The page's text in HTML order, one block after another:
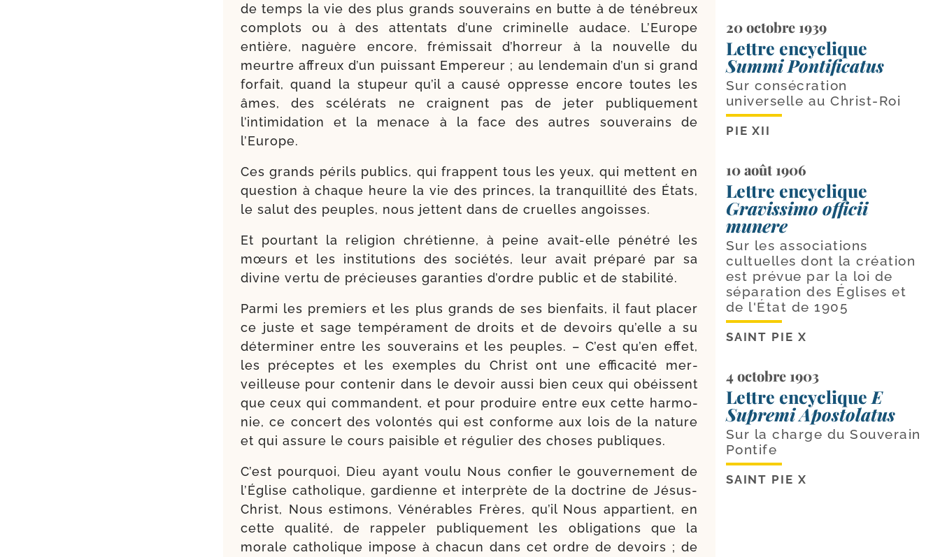
de temps la vie des plus grands sou­ve­rains en butte à de téné­breux
com­plots ou à des atten­tats d’une cri­mi­nelle audace. L’Europe
entière, naguère encore, fré­mis­sait d’horreur à la nou­velle du
meurtre affreux d’un puis­sant Empereur ; au len­de­main d’un si grand
for­fait, quand la stu­peur qu’il a cau­sé oppresse encore toutes les
âmes, des scé­lé­rats ne craignent pas de jeter publi­que­ment
l’intimidation et la menace à la face des autres sou­ve­rains de
l’Europe.
Ces grands périls publics, qui frappent tous les yeux, qui mettent en
ques­tion à chaque heure la vie des princes, la tran­quilli­té des États,
le salut des peuples, nous jettent dans de cruelles angoisses.
Et pour­tant la reli­gion chré­tienne, à peine avait-​elle péné­tré les
mœurs et les ins­ti­tu­tions des socié­tés, leur avait pré­pa­ré par sa
divine ver­tu de pré­cieuses garan­ties d’ordre public et de stabilité.
Parmi les pre­miers et les plus grands de ses bien­faits, il faut pla­cer
ce juste et sage tem­pé­ra­ment de droits et de devoirs qu’elle a su
déter­mi­ner entre les sou­ve­rains et les peuples. – C’est qu’en effet,
les pré­ceptes et les exemples du Christ ont une effi­ca­ci­té mer­
veilleuse pour conte­nir dans le devoir aus­si bien ceux qui obéissent
que ceux qui com­mandent, et pour pro­duire entre eux cette har­mo­
nie, ce concert des volon­tés qui est conforme aux lois de la nature
et qui assure le cours pai­sible et régu­lier des choses publiques.
C’est pour­quoi, Dieu ayant vou­lu Nous confier le gou­ver­ne­ment de
l’Église catho­lique, gar­dienne et inter­prète de la doc­trine de Jésus-​
Christ, Nous esti­mons, Vénérables Frères, qu’il Nous appar­tient, en
cette qua­li­té, de rap­pe­ler publi­que­ment les obli­ga­tions que la
morale catho­lique impose à cha­cun dans cet ordre de devoirs ; de
20 octobre 1939
Lettre encyclique
Summi Pontificatus
Sur consécration
universelle au Christ-Roi
PIE XII
10 août 1906
Lettre encyclique
Gravissimo officii
munere
Sur les associations
cultuelles dont la création
est prévue par la loi de
séparation des Églises et
de l'État de 1905
SAINT PIE X
4 octobre 1903
Lettre encyclique E
Supremi Apostolatus
Sur la charge du Souverain
Pontife
SAINT PIE X